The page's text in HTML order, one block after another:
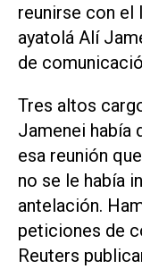
reunirse con el
ayatolá Alí
de
Tres altos
Jamenei había
esa reunión
no se le había
antelación.
peticiones de
Reuters